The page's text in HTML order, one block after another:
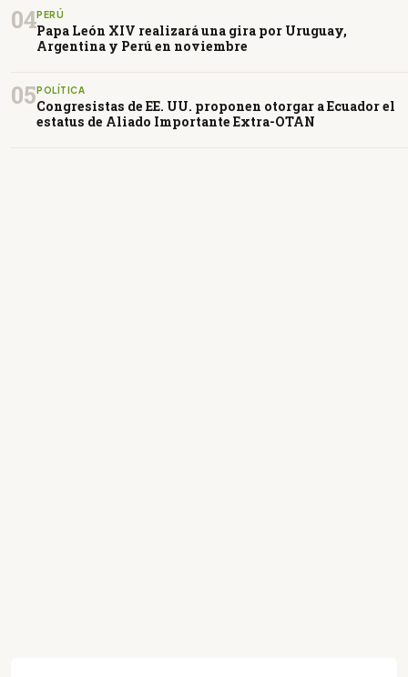
04PERÚ
Papa León XIV realizará una gira por Uruguay,
Argentina y Perú en noviembre
05POLÍTICA
Congresistas de EE. UU. proponen otorgar a Ecuador el
estatus de Aliado Importante Extra-OTAN